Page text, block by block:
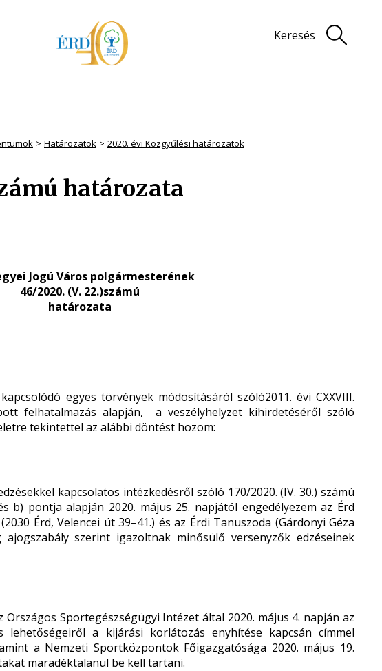
Keresés
Határozatok
2020. évi Közgyűlési határozatok
határozata
Jogú Város polgármesterének
46/2020. (V. 22.)számú
határozata
egyes törvények módosításáról szóló2011. évi CXXVIII.
felhatalmazás alapján,
a veszélyhelyzet kihirdetéséről szóló
tekintettel az alábbi döntést hozom:
kapcsolatos intézkedésről szóló 170/2020. (IV. 30.) számú
b) pontja alapján 2020. május 25. napjától engedélyezem az Érd
Érd, Velencei út 39–41.) és az Érdi Tanuszoda (Gárdonyi Géza
szerint igazoltnak minősülő versenyzők edzéseinek
Sportegészségügyi Intézet által 2020. május 4. napján az
lehetőségeiről a kijárási korlátozás enyhítése kapcsán címmel
a Nemzeti Sportközpontok Főigazgatósága 2020. május 19.
maradéktalanul be kell tartani.